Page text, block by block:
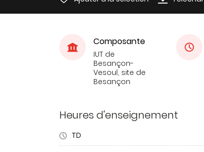
Composante
IUT de
Besançon-
Vesoul, site de
Besançon
Heures d'enseignement
TD